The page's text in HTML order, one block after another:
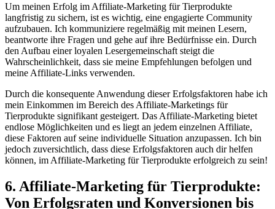
Um meinen Erfolg⁢ im Affiliate-Marketing für Tierprodukte
langfristig zu⁣ sichern, ist es ⁢wichtig, eine engagierte Community
aufzubauen. Ich⁣ kommuniziere​ regelmäßig mit meinen‌ Lesern,
beantworte ‍ihre Fragen und gehe auf ihre Bedürfnisse ein. Durch
den Aufbau einer loyalen ⁤Lesergemeinschaft⁤ steigt die​
Wahrscheinlichkeit,​ dass sie meine Empfehlungen ​befolgen ​und
⁣meine ​Affiliate-Links​ verwenden.
Durch die konsequente Anwendung ‍dieser Erfolgsfaktoren habe ich
mein⁣ Einkommen im Bereich des Affiliate-Marketings‌ für
‌Tierprodukte signifikant gesteigert. Das ⁢Affiliate-Marketing bietet
endlose Möglichkeiten und es liegt an​ jedem einzelnen Affiliate,
‌diese Faktoren auf seine individuelle Situation⁣ anzupassen. Ich bin
jedoch zuversichtlich, dass diese Erfolgsfaktoren ⁣auch‌ dir helfen
können, ⁤im Affiliate-Marketing‌ für ​Tierprodukte erfolgreich​ zu ‌sein!
6. Affiliate-Marketing für Tierprodukte:⁤
Von Erfolgsraten ⁢und Konversionen⁢ bis